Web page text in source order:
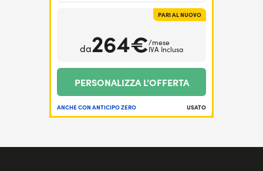
PARI AL NUOVO
da264€/mese
IVA Inclusa
PERSONALIZZA L’OFFERTA
ANCHE CON ANTICIPO ZERO USATO